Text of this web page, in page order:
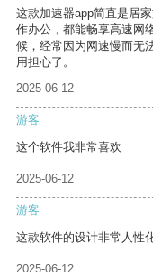
这款加速器app简直是居
作办公，都能畅享高速网
候，经常因为网速慢而无
用担心了。
2025-06-12
游客
这个软件我非常喜欢
2025-06-12
游客
这款软件的设计非常人性
2025-06-12